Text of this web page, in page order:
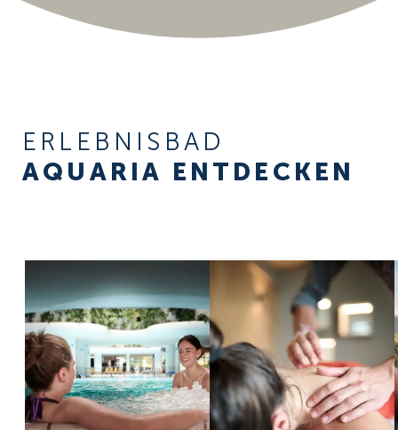
ERLEBNISBAD
AQUARIA ENTDECKEN